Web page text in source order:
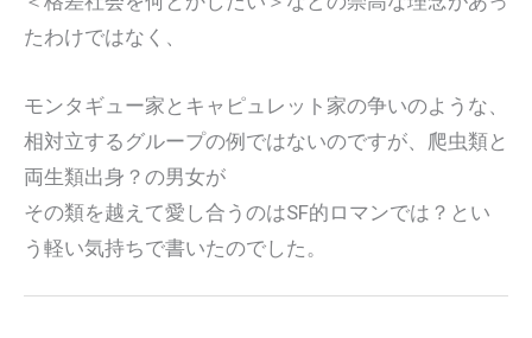
たわけではなく、
モンタギュー家とキャピュレット家の争いのような、
相対立するグループの例ではないのですが、爬虫類と
両生類出身？の男女が
その類を越えて愛し合うのはSF的ロマンでは？とい
う軽い気持ちで書いたのでした。